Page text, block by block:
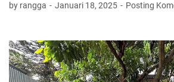
by rangga Januari 18, 2025 Posting